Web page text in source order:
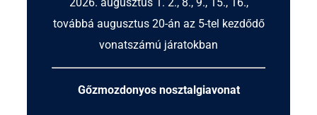
továbbá augusztus 20-án az 5-tel kezdődő
vonatszámú járatokban
Gőzmozdonyos nosztalgiavonat